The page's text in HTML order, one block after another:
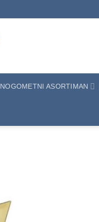
NOGOMETNI ASORTIMAN